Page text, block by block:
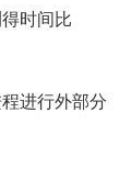
时间比
进行外部分